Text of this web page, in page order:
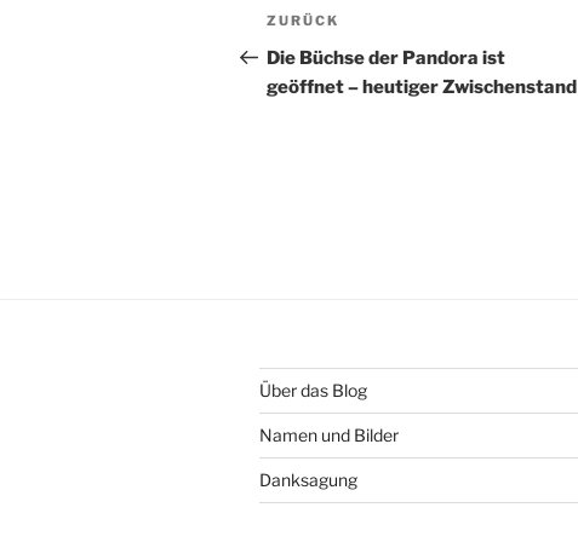
Beitragsnavigation
Vorheriger
Beitrag
ZURÜCK
Die Büchse der Pandora ist
geöffnet – heutiger Zwischenstand
Über das Blog
Namen und Bilder
Danksagung